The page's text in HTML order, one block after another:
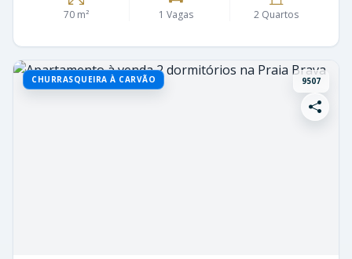
70 m² 1 Vagas 2 Quartos
CHURRASQUEIRA À CARVÃO 9507